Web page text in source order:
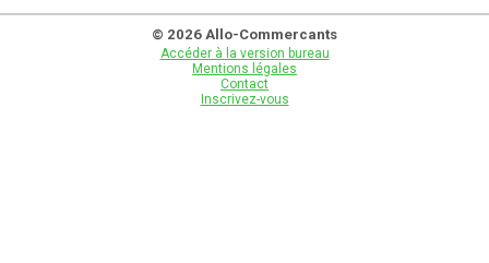
© 2026 Allo-Commercants
Accéder à la version bureau
Mentions légales
Contact
Inscrivez-vous